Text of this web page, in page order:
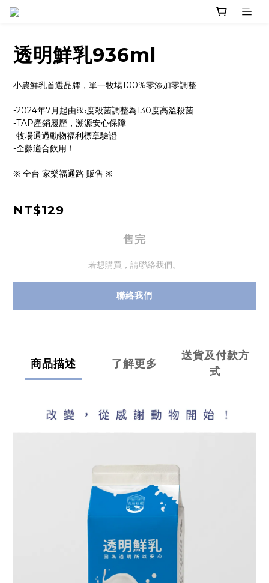
透明鮮乳936ml
小農鮮乳首選品牌，單一牧場100%零添加零調整
-2024年7月起由85度殺菌調整為130度高溫殺菌
-TAP產銷履歷，溯源安心保障
-牧場通過動物福利標章驗證
-全齡適合飲用！
※ 全台 家樂福通路 販售 ※
NT$129
售完
若想購買，請聯絡我們。
聯絡我們
商品描述 了解更多
送貨及付款方
式